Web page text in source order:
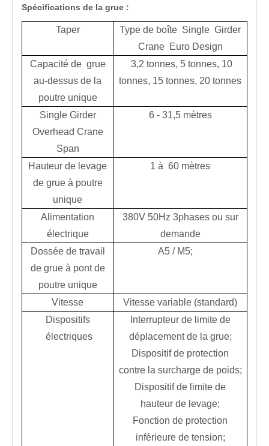
Spécifications de la grue :
Taper
Type de boîte Single Girder
Crane Euro Design
Capacité de grue
au-dessus de la
poutre unique
3,2 tonnes, 5 tonnes, 10
tonnes, 15 tonnes, 20 tonnes
Single Girder
Overhead Crane
Span
6 - 31,5 mètres
Hauteur de levage
de grue à poutre
unique
1 à 60 mètres
Alimentation
électrique
380V 50Hz 3phases ou sur
demande
Dossée de travail
de grue à pont de
poutre unique
A5 / M5;
Vitesse
Vitesse variable (standard)
Dispositifs
électriques
Interrupteur de limite de
déplacement de la grue;
Dispositif de protection
contre la surcharge de poids;
Dispositif de limite de
hauteur de levage;
Fonction de protection
inférieure de tension;